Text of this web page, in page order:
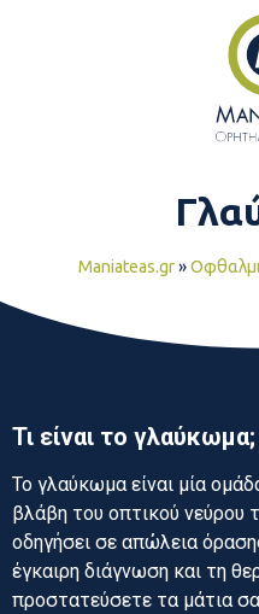
Maniateas.gr»
Τι είναι το γλαύκωμα;
Το γλαύκωμα είναι μία
βλάβη του οπτικού νεύρου
οδηγήσει σε απώλεια
έγκαιρη διάγνωση και τη
προστατεύσετε τα μάτια